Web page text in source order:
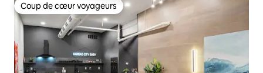
Coup de cœur voyageurs
Coup de cœur voyageurs